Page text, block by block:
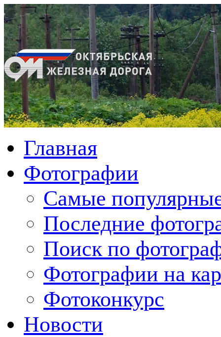
Главная
Фотографии
Cамые
Последние
Поиск по
Фотографии на
Фотоконкурс
Новости